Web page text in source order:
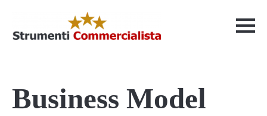
Business Model